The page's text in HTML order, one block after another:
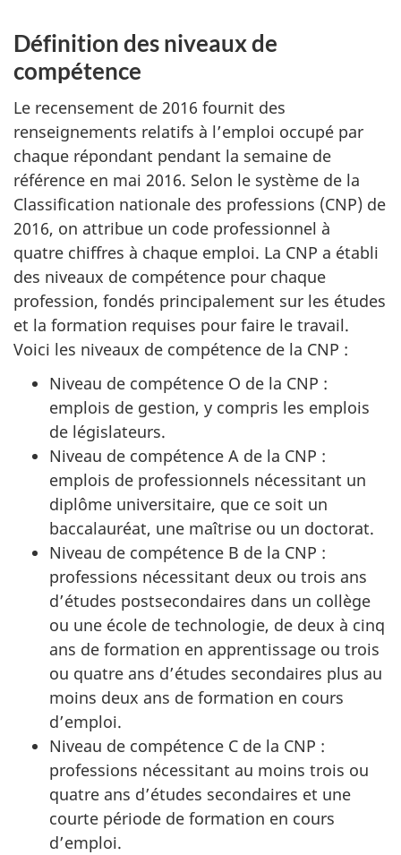
Définition des niveaux de
compétence
Le recensement de 2016 fournit des
renseignements relatifs à l’emploi occupé par
chaque répondant pendant la semaine de
référence en mai 2016. Selon le système de la
Classification nationale des professions (CNP) de
2016, on attribue un code professionnel à
quatre chiffres à chaque emploi. La CNP a établi
des niveaux de compétence pour chaque
profession, fondés principalement sur les études
et la formation requises pour faire le travail.
Voici les niveaux de compétence de la CNP :
Niveau de compétence O de la CNP :
emplois de gestion, y compris les emplois
de législateurs.
Niveau de compétence A de la CNP :
emplois de professionnels nécessitant un
diplôme universitaire, que ce soit un
baccalauréat, une maîtrise ou un doctorat.
Niveau de compétence B de la CNP :
professions nécessitant deux ou trois ans
d’études postsecondaires dans un collège
ou une école de technologie, de deux à cinq
ans de formation en apprentissage ou trois
ou quatre ans d’études secondaires plus au
moins deux ans de formation en cours
d’emploi.
Niveau de compétence C de la CNP :
professions nécessitant au moins trois ou
quatre ans d’études secondaires et une
courte période de formation en cours
d’emploi.